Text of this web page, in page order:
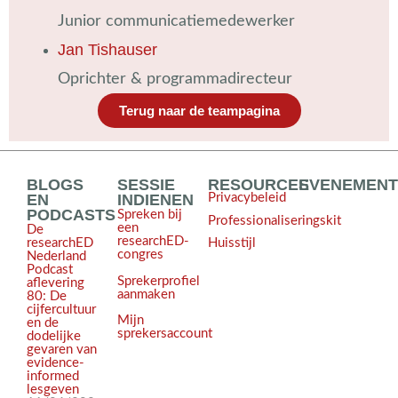
Junior communicatiemedewerker
Jan Tishauser
Oprichter & programmadirecteur
Terug naar de teampagina
BLOGS
EN
PODCASTS
De
researchED
Nederland
Podcast
aflevering
80: De
cijfercultuur
en de
dodelijke
gevaren van
evidence-
informed
lesgeven
SESSIE
INDIENEN
Spreken bij
een
researchED-
congres
Sprekerprofiel
aanmaken
Mijn
sprekersaccount
RESOURCES
Privacybeleid
Professionaliseringskit
Huisstijl